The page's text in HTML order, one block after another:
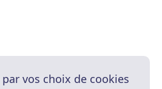
vos choix de cookies